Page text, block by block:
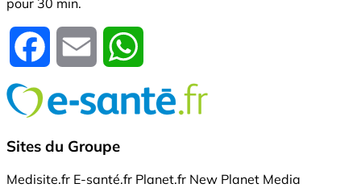
pour 30 min.
Facebook Email
Sites du Groupe
Medisite.fr E-santé.fr Planet.fr New Planet Media